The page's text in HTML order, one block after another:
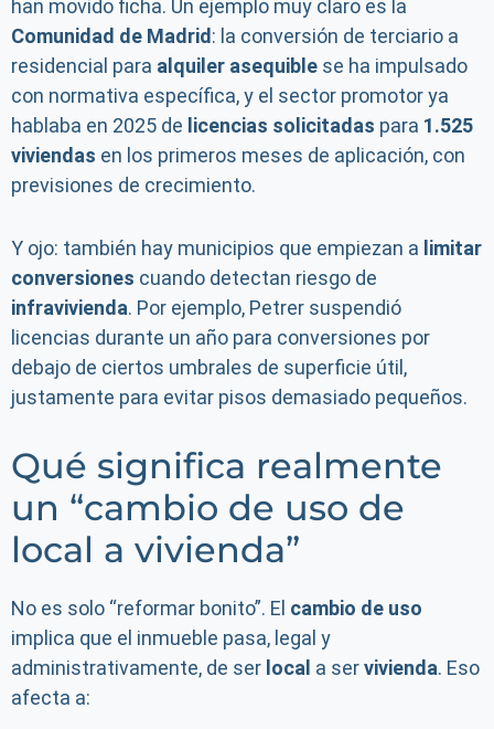
han movido ficha. Un ejemplo muy claro es la
Comunidad de Madrid : la conversión de terciario a
residencial para alquiler asequible se ha impulsado
con normativa específica, y el sector promotor ya
hablaba en 2025 de licencias solicitadas para 1.525
viviendas en los primeros meses de aplicación, con
previsiones de crecimiento.
Y ojo: también hay municipios que empiezan a limitar
conversiones cuando detectan riesgo de
infravivienda. Por ejemplo, Petrer suspendió
licencias durante un año para conversiones por
debajo de ciertos umbrales de superficie útil,
justamente para evitar pisos demasiado pequeños.
Qué significa realmente
un “cambio de uso de
local a vivienda”
No es solo “reformar bonito”. El cambio de uso
implica que el inmueble pasa, legal y
administrativamente, de ser local a servivienda. Eso
afecta a: